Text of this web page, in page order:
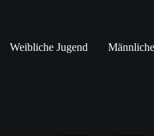
Weibliche Jugend